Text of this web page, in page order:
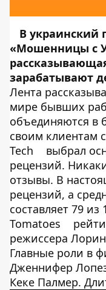
В
«Мошенницы с
зарабатывают
Лента
мире бывших
объединяются в
своим клиентам
Tech
выбрал
рецензий.
отзывы. В
рецензий, а
составляет 79
Tomatoes
режиссера
Главные роли в
Дженнифер
Кеке Палмер.